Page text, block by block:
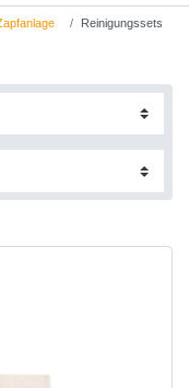
Reinigungssets